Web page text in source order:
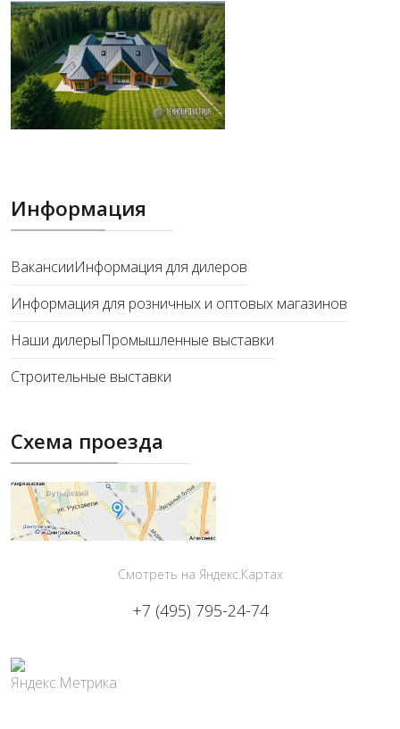
Информация
ВакансииИнформация для дилеров
Информация для розничных и оптовых магазинов
Наши дилерыПромышленные выставки
Строительные выставки
Схема проезда
Смотреть на Яндекс.Картах
+7 (495) 795-24-74